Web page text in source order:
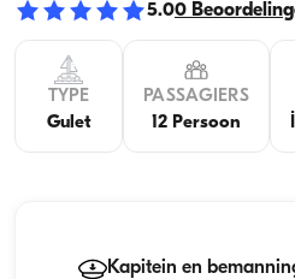
5.00
TYPE
Gulet
PASSAGIERS
12 Persoon
Kapitein en